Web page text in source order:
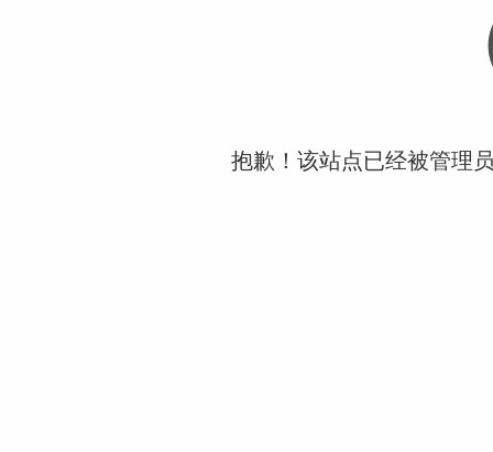
抱歉！该站点已经被管理